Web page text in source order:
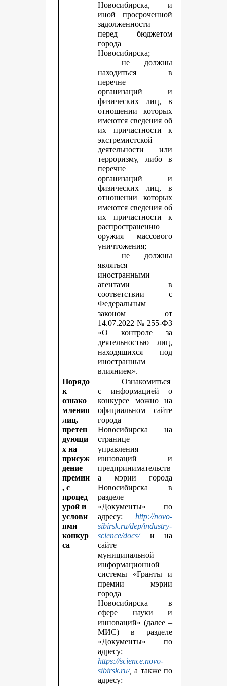
Новосибирска, и
иной просроченной
задолженности
перед бюджетом
города
Новосибирска;
не должны
находиться в
перечне
организаций и
физических лиц, в
отношении которых
имеются сведения об
их причастности к
экстремистской
деятельности или
терроризму, либо в
перечне
организаций и
физических лиц, в
отношении которых
имеются сведения об
их причастности к
распространению
оружия массового
уничтожения;
не должны
являться
иностранными
агентами в
соответствии с
Федеральным
законом от
14.07.2022 № 255-ФЗ
«О контроле за
деятельностью лиц,
находящихся под
иностранным
влиянием».
Порядо
к
ознако
мления
лиц,
претен
дующи
х на
присуж
дение
премии
, с
процед
урой и
услови
ями
конкур
са
Ознакомиться
с информацией о
конкурсе можно на
официальном сайте
города
Новосибирска на
странице
управления
инноваций и
предпринимательств
а мэрии города
Новосибирска в
разделе
«Документы» по
адресу: http://novo-
sibirsk.ru/dep/industry-
science/docs/и на
сайте
муниципальной
информационной
системы «Гранты и
премии мэрии
города
Новосибирска в
сфере науки и
инноваций» (далее –
МИС) в разделе
«Документы» по
адресу:
https://science.novo-
sibirsk.ru/, а также по
адресу: